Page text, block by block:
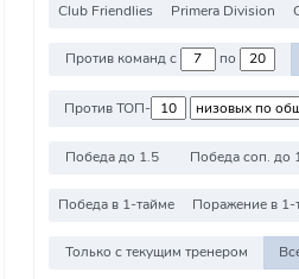
Club Friendlies Primera Division
Против команд с по
Против ТОП-
Победа до 1.5 Победа соп. до
Победа в 1-тайме Поражение в 1-
Только с текущим тренером